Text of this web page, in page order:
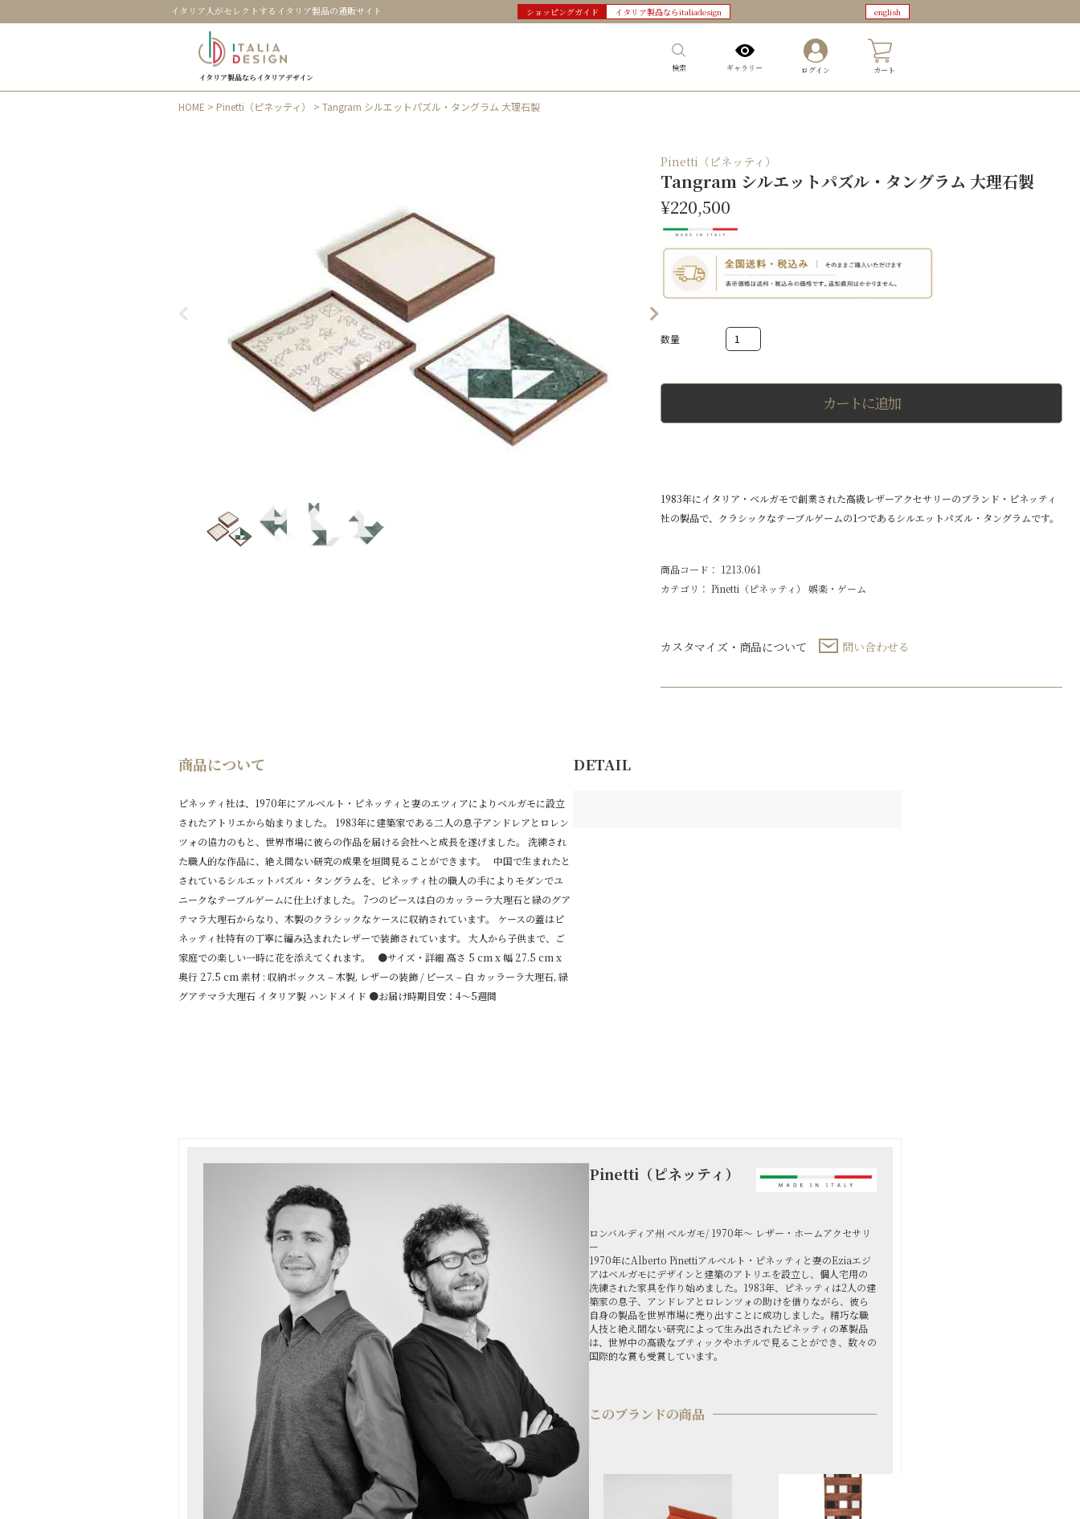
イタリア人がセレクトするイタリア製品の通販サイト ショッピングガイド イタリア製品ならitaliadesign english
イタリア製品ならイタリアデザイン
検索 ギャラリー ログイン カート
HOME > Pinetti（ピネッティ） > Tangram シルエットパズル・タングラム 大理石製
Pinetti（ピネッティ）
Tangram シルエットパズル・タングラム 大理石製
¥220,500
Tangram
ル
ズ
ム
大
個
カートに追加
1983年にイタリア・ベルガモで創業された高級レザーアクセサリーのブランド・ピネッティ
社の製品で、クラシックなテーブルゲームの1つであるシルエットパズル・タングラムです。
商品コード： 1213.061
カテゴリ： Pinetti（ピネッティ） 娯楽・ゲーム
カスタマイズ・商品について 問い合わせる
商品について
ピネッティ社は、1970年にアルベルト・ピネッティと妻のエツィアによりベルガモに設立
されたアトリエから始まりました。 1983年に建築家である二人の息子アンドレアとロレン
ツォの協力のもと、世界市場に彼らの作品を届ける会社へと成長を遂げました。 洗練され
た職人的な作品に、絶え間ない研究の成果を垣間見ることができます。 中国で生まれたと
されているシルエットパズル・タングラムを、ピネッティ社の職人の手によりモダンでユ
ニークなテーブルゲームに仕上げました。 7つのピースは白のカッラーラ大理石と緑のグア
テマラ大理石からなり、木製のクラシックなケースに収納されています。 ケースの蓋はピ
ネッティ社特有の丁寧に編み込まれたレザーで装飾されています。 大人から子供まで、ご
家庭での楽しい一時に花を添えてくれます。 ●サイズ・詳細 高さ 5 cm x 幅 27.5 cm x
奥行 27.5 cm 素材 : 収納ボックス – 木製, レザーの装飾 / ピース – 白 カッラーラ大理石, 緑
グアテマラ大理石 イタリア製 ハンドメイド ●お届け時期目安：4～5週間
DETAIL
Pinetti（ピネッティ）
ロンバルディア州 ベルガモ/ 1970年～ レザー・ホームアクセサリ
ー
1970年にAlberto Pinettiアルベルト・ピネッティと妻のEziaエジ
アはベルガモにデザインと建築のアトリエを設立し、個人宅用の
洗練された家具を作り始めました。1983年、ピネッティは2人の建
築家の息子、アンドレアとロレンツォの助けを借りながら、彼ら
自身の製品を世界市場に売り出すことに成功しました。精巧な職
人技と絶え間ない研究によって生み出されたピネッティの革製品
は、世界中の高級なブティックやホテルで見ることができ、数々の
国際的な賞も受賞しています。
このブランドの商品